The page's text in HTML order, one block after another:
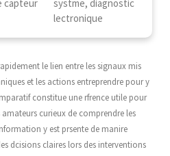
capteur
systme, diagnostic
lectronique
le lien entre les signaux mis
et les actions entreprendre pour y
constitue une rfrence utile pour
curieux de comprendre les
y est prsente de manire
dcisions claires lors des interventions